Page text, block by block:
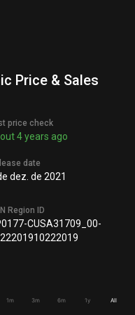
Price & Sales
price check
4 years ago
date
dez. de 2021
Region ID
CUSA31709_00-
1m 3m 6m 1y All